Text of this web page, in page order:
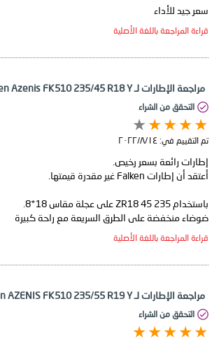
سعر جيد للأداء
قراءة المراجعة باللغة الأصلية
مراجعة الإطارات لـ Falken Azenis FK510 235/45 R18 Y
التحقق من الشراء
تم التقييم في: ١٤‏/٨‏/٢٠٢٢
ضوضاء منخفضة على الطرق السريعة مع راحة كبيرة
قراءة المراجعة باللغة الأصلية
مراجعة الإطارات لـ Falken AZENIS FK510 235/55 R19 Y
التحقق من الشراء